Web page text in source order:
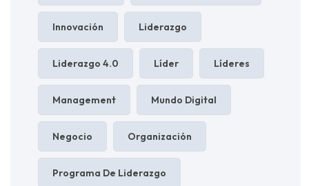
Innovación Liderazgo
Liderazgo 4.0 Líder Líderes
Management Mundo Digital
Negocio Organización
Programa De Liderazgo